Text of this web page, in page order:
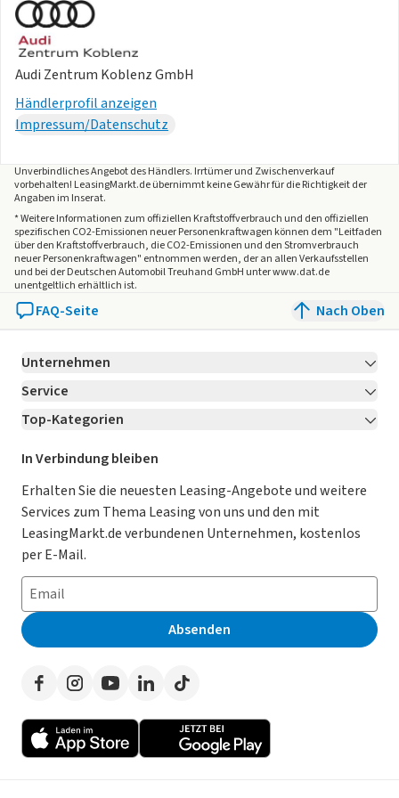
- Kreuzungsassistent
- Partikelfilter
- Verkehrszeichenerkennung
- HU+AU neu
- Nichtraucherfahrzeug
- Scheckheft gepflegt
Audi Zentrum Koblenz GmbH
Händlerprofil anzeigen
Impressum/Datenschutz
Unverbindliches Angebot desHändlers. Irrtümer und Zwischenverkauf
vorbehalten! LeasingMarkt.de übernimmt keine Gewähr für die Richtigkeit der
Angaben im Inserat.
* Weitere Informationen zum offiziellen Kraftstoffverbrauch und den offiziellen
spezifischen CO2-Emissionen neuer Personenkraftwagen können dem "Leitfaden
über den Kraftstoffverbrauch, die CO2-Emissionen und den Stromverbrauch
neuer Personenkraftwagen" entnommen werden, der an allen Verkaufsstellen
und bei der Deutschen Automobil Treuhand GmbH unter www.dat.de
unentgeltlich erhältlich ist.
FAQ-Seite Nach Oben
Unternehmen
Über LeasingMarkt.de
Karriere Jetzt bewerben!
Für Händler
Kooperation mit AutoScout24
AGB
Datenschutz
Impressum
Erklärung zur Barrierefreiheit
Presse
Service
Kontakt
Ratgeber
Magazin
Datenschutz-Einstellungen
So funktioniert’s
Häufig gestellte Fragen
Leasing-Lexikon
Auto-Tests
Werben auf LeasingMarkt.de
Top-Kategorien
Leasing Deals
Gebrauchtwagen Leasing
Leasing ohne Anzahlung
E-Auto Leasing
Privatleasing
Leasing-Vergleiche
Herstellerverzeichnis
Händlerverzeichnis
In Verbindung bleiben
Erhalten Sie die neuesten Leasing-Angebote und weitere
Services zum Thema Leasing von uns und den mit
LeasingMarkt.de verbundenen Unternehmen, kostenlos
per E-Mail.
Absenden